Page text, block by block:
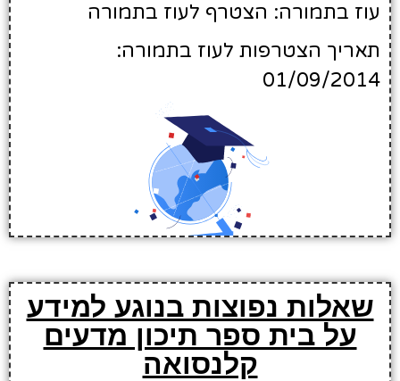
עוז בתמורה: הצטרף לעוז בתמורה
תאריך הצטרפות לעוז בתמורה:
01/09/2014
שאלות נפוצות בנוגע למידע
על בית ספר תיכון מדעים
קלנסואה